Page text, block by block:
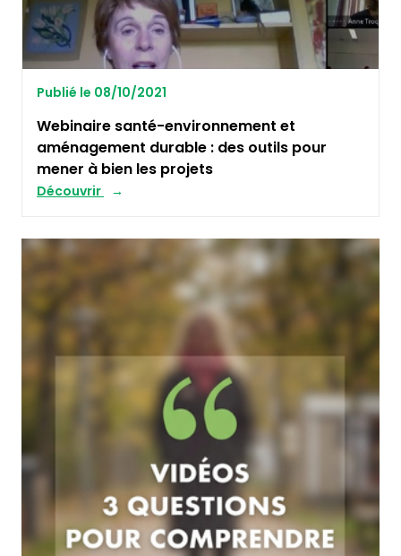
Publié le 08/10/2021
Webinaire santé-environnement et
aménagement durable : des outils pour
mener à bien les projets
Découvrir